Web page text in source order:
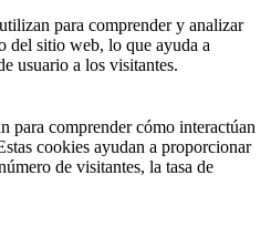
para comprender y analizar
del sitio web, lo que ayuda a
usuario a los visitantes.
para comprender cómo interactúan
cookies ayudan a proporcionar
de visitantes, la tasa de